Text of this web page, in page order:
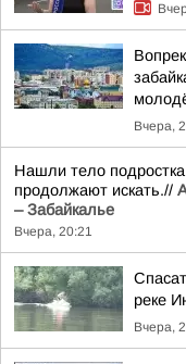
Вчера,
Нашли тело
продолжают искать.//
– Забайкалье
Вчера, 20:21
реке
Вчера,